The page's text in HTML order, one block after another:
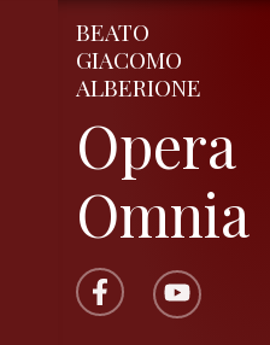
BEATO
GIACOMO
ALBERIONE
Opera
Omnia